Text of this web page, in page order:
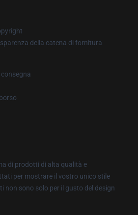
della catena di fornitura
di prodotti di alta qualità e
per mostrare il vostro unico stile
non sono solo per il gusto del design